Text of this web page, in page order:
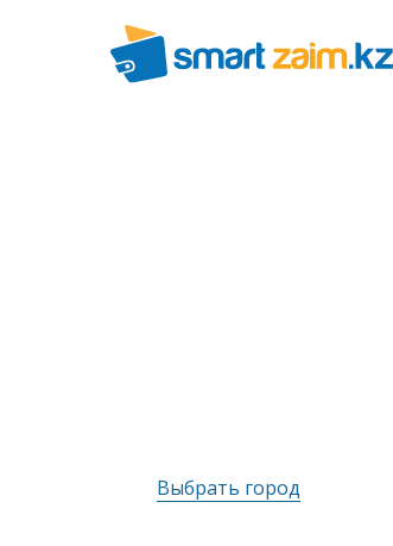
Выбрать город